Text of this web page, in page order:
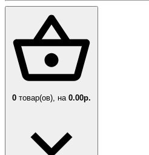
0 товар(ов), на 0.00р.